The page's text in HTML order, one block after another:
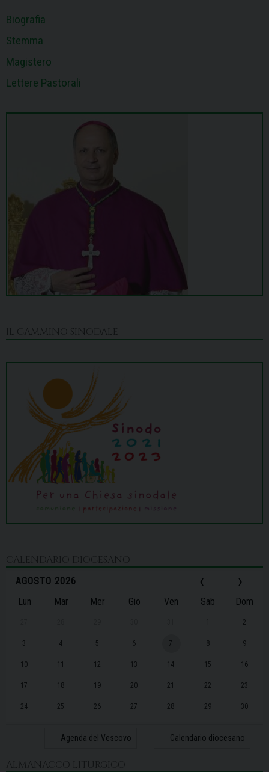
Biografia
Stemma
Magistero
Lettere Pastorali
IL CAMMINO SINODALE
CALENDARIO DIOCESANO
‹
AGOSTO 2026 ›
Lun Mar Mer Gio Ven Sab Dom
1 2
3 4 5 6 7 8 9
10 11 12 13 14 15 16
17 18 19 20 21 22 23
24 25 26 27 28 29 30
Agenda del Vescovo Calendario diocesano
ALMANACCO LITURGICO